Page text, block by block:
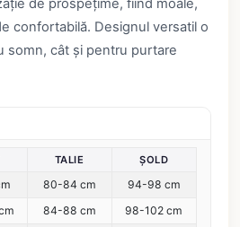
de prospețime, fiind moale,
confortabilă. Designul versatil o
somn, cât și pentru purtare
TALIE ȘOLD
80-84 cm
94-98 cm
84-88 cm
98-102 cm